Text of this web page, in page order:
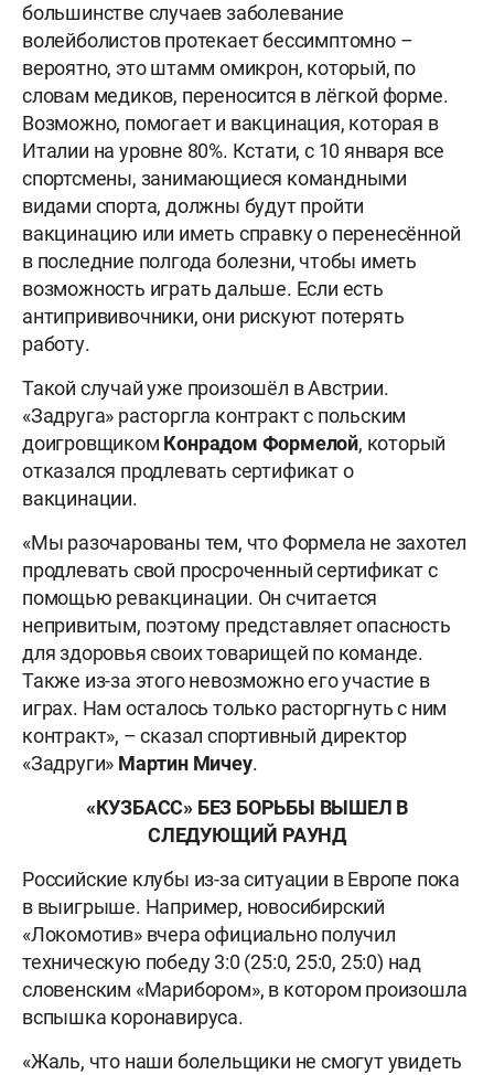
большинстве случаев заболевание
волейболистов протекает бессимптомно –
вероятно, это штамм омикрон, который, по
словам медиков, переносится в лёгкой форме.
Возможно, помогает и вакцинация, которая в
Италии на уровне 80%. Кстати, с 10 января все
спортсмены, занимающиеся командными
видами спорта, должны будут пройти
вакцинацию или иметь справку о перенесённой
в последние полгода болезни, чтобы иметь
возможность играть дальше. Если есть
антипрививочники, они рискуют потерять
работу.
Такой случай уже произошёл в Австрии.
«Задруга» расторгла контракт с польским
доигровщиком Конрадом Формелой, который
отказался продлевать сертификат о
вакцинации.
«Мы разочарованы тем, что Формела не захотел
продлевать свой просроченный сертификат с
помощью ревакцинации. Он считается
непривитым, поэтому представляет опасность
для здоровья своих товарищей по команде.
Также из-за этого невозможно его участие в
играх. Нам осталось только расторгнуть с ним
контракт», – сказал спортивный директор
«Задруги» Мартин Мичеу.
«КУЗБАСС» БЕЗ БОРЬБЫ ВЫШЕЛ В
СЛЕДУЮЩИЙ РАУНД
Российские клубы из-за ситуации в Европе пока
в выигрыше. Например, новосибирский
«Локомотив» вчера официально получил
техническую победу 3:0 (25:0, 25:0, 25:0) над
словенским «Марибором», в котором произошла
вспышка коронавируса.
«Жаль, что наши болельщики не смогут увидеть